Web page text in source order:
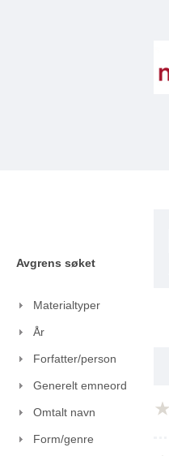
Avgrens søket
Materialtyper
År
Forfatter/person
Generelt emneord
Omtalt navn
Form/genre